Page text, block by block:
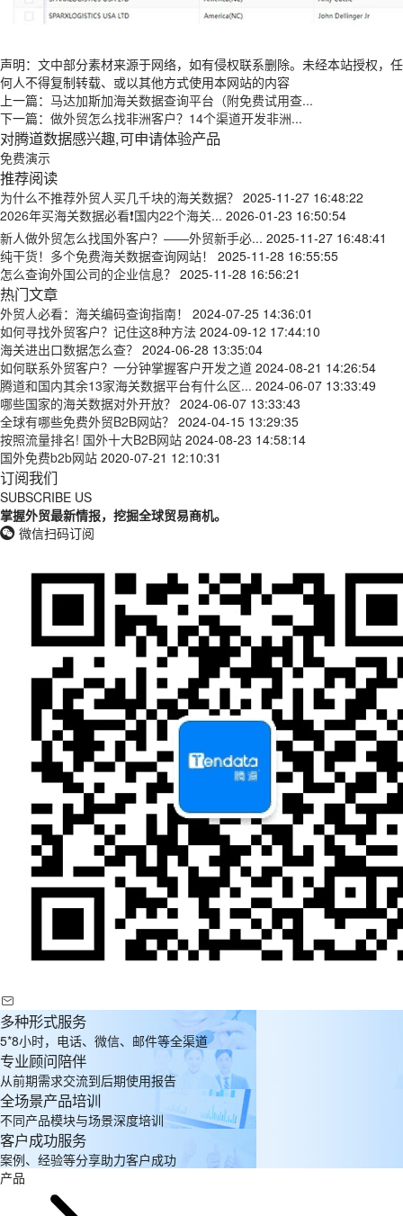
声明：文中部分素材来源于网络，如有侵权联系删除。未经本站授权，任
何人不得复制转载、或以其他方式使用本网站的内容
上一篇： 马达加斯加海关数据查询平台（附免费试用查...
下一篇： 做外贸怎么找非洲客户？14个渠道开发非洲...
对腾道数据感兴趣,可申请体验产品
免费演示
推荐阅读
为什么不推荐外贸人买几千块的海关数据？ 2025-11-27 16:48:22
2026年买海关数据必看❗国内22个海关... 2026-01-23 16:50:54
新人做外贸怎么找国外客户？——外贸新手必... 2025-11-27 16:48:41
纯干货！多个免费海关数据查询网站！
2025-11-28 16:55:55
怎么查询外国公司的企业信息？ 2025-11-28 16:56:21
热门文章
外贸人必看：海关编码查询指南！
2024-07-25 14:36:01
如何寻找外贸客户？记住这8种方法 2024-09-12 17:44:10
海关进出口数据怎么查？ 2024-06-28 13:35:04
如何联系外贸客户？一分钟掌握客户开发之道 2024-08-21 14:26:54
腾道和国内其余13家海关数据平台有什么区... 2024-06-07 13:33:49
哪些国家的海关数据对外开放？ 2024-06-07 13:33:43
全球有哪些免费外贸B2B网站？ 2024-04-15 13:29:35
按照流量排名! 国外十大B2B网站 2024-08-23 14:58:14
国外免费b2b网站 2020-07-21 12:10:31
订阅我们
SUBSCRIBE US
掌握外贸最新情报，挖掘全球贸易商机。
微信扫码订阅
多种形式服务
5*8小时，电话、微信、邮件等全渠道
专业顾问陪伴
从前期需求交流到后期使用报告
全场景产品培训
不同产品模块与场景深度培训
客户成功服务
案例、经验等分享助力客户成功
产品